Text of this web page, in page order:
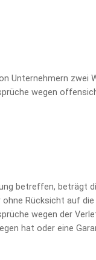
Unternehmern
wegen
betreffen, beträgt
Rücksicht auf
wegen der
hat oder eine